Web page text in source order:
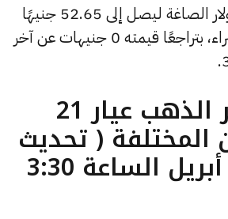
كما انخفض سعر دولار الصاغة ليصل إلى 52.65 جنيهًا
للبيع و0 جنيهًا للشراء، بتراجعًا قيمته 0 جنيهات عن آخر
ما هو سعر الذهب عيار 21
المختلفة ( تحديث
الأربعاء 15 أبريل الساعة 3:30